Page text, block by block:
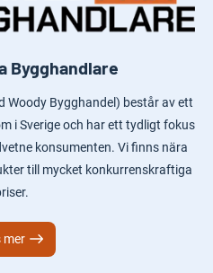
Bygghandlare
Woody Bygghandel) består av ett
i Sverige och har ett tydligt fokus
konsumenten. Vi finns nära
till mycket konkurrenskraftiga
mer